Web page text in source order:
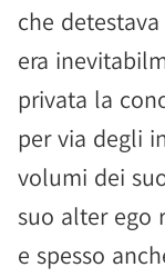
che
era
privata la
per via degli
volumi dei
suo alter ego
e spesso